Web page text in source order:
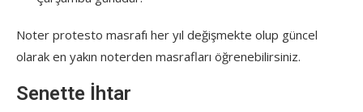
Noter protesto masrafı her yıl değişmekte olup güncel
olarak en yakın noterden masrafları öğrenebilirsiniz.
Senette İhtar